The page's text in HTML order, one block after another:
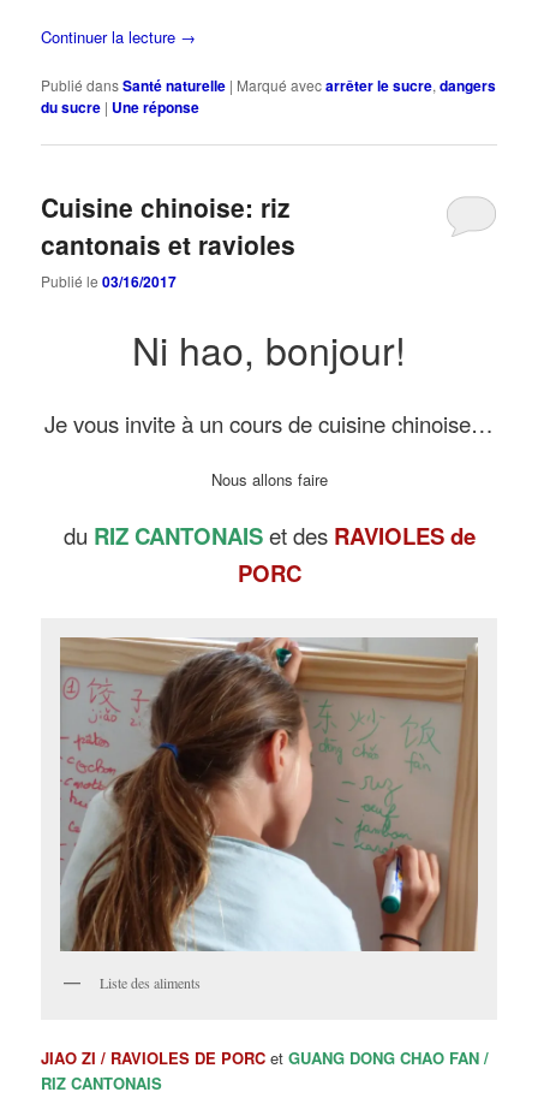
Continuer la lecture →
Publié dansSanté naturelle | Marqué avecarrêter le sucre,dangers
du sucre | Uneréponse
Cuisine chinoise: riz
cantonais et ravioles
Publié le03/16/2017
Ni hao, bonjour!
Je vous invite à un cours de cuisine chinoise…
Nous allons faire
du RIZ CANTONAISet des RAVIOLES de
PORC
Liste des aliments
JIAO ZI / RAVIOLES DE PORC etGUANG DONG CHAO FAN /
RIZ CANTONAIS